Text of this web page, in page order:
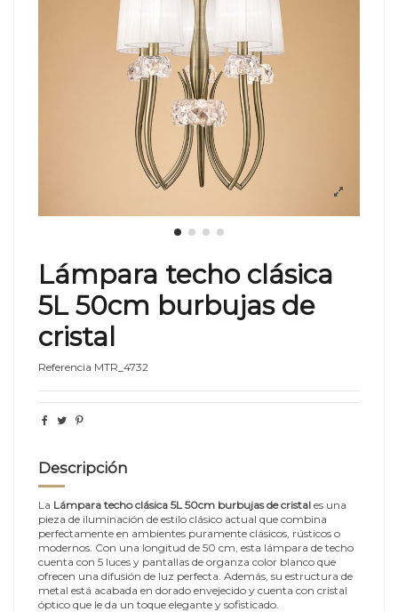
Lámpara techo clásica
5L 50cm burbujas de
cristal
Referencia MTR_4732
Descripción
La Lámpara techo clásica 5L 50cm burbujas de cristal es una
pieza de iluminación de estilo clásico actual que combina
perfectamente en ambientes puramente clásicos, rústicos o
modernos. Con una longitud de 50 cm, esta lámpara de techo
cuenta con 5 luces y pantallas de organza color blanco que
ofrecen una difusión de luz perfecta. Además, su estructura de
metal está acabada en dorado envejecido y cuenta con cristal
óptico que le da un toque elegante y sofisticado.